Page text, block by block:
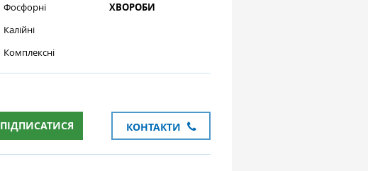
Фосфорні
Калійні
Комплексні
ХВОРОБИ
ПІДПИСАТИСЯ КОНТАКТИ